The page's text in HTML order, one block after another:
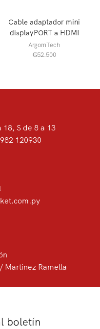
Cable adaptador mini
displayPORT a HDMI
ArgomTech
₲52.500
S de 8 a 13
120930
Martinez Ramella
boletín